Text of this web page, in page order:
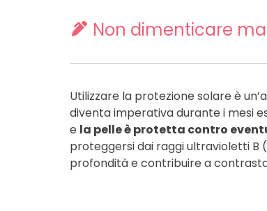
Non dimenticare
Utilizzare la protezione solare è
diventa imperativa durante i mesi
e la pelle è protetta contro
proteggersi dai raggi ultravioletti B
profondità e contribuire a